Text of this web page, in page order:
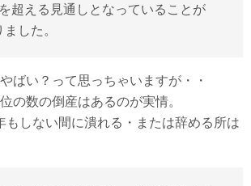
超える見通しとなっていることが
した。
ばい？って思っちゃいますが・・
の数の倒産はあるのが実情。
もしない間に潰れる・または辞める所は